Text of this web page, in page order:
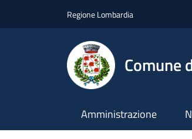
Regione Lombardia
Comune
Amministrazione